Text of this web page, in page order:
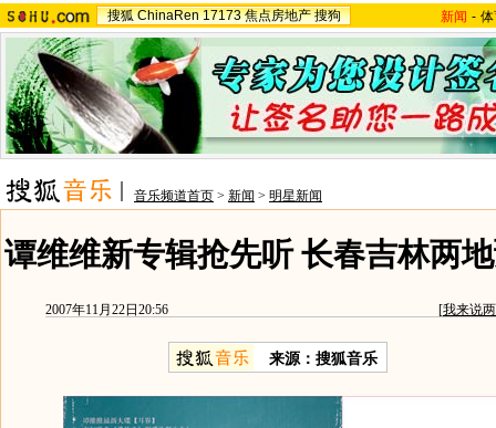
搜狐 ChinaRen 17173 焦点房地产 搜狗 新闻 -
音乐频道首页 > 新闻 > 明星新闻
谭维维新专辑抢先听 长春吉林两
2007年11月22日20:56 [我来说
来源：搜狐音乐